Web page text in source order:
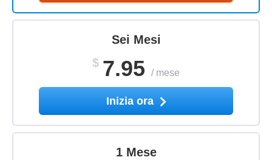
Sei Mesi
$ 7.95 / mese
Inizia ora
1 Mese